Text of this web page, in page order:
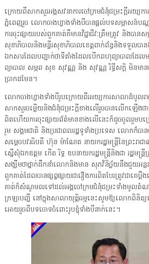
ក្រោយពីសាកសួរអង្គសវនាការចៅក្រមជំនុំជម្រះក្តីអយ្យកា
ភ្នំពេញរួច លោកចាងហ្វាងទាំងបីបានផ្ដល់បទសម្ភាសន៍
ការចុះផ្សាយរបស់ពួកគាត់គឺមានវិជ្ជាជីវៈត្រឹមត្រូវ និងបាន
សុខាភិបាលនិងមន្ទីរសុខាភិបាលខេត្តពាក់ព័ន្ធនិងទទួលប
ឯកសារដែលបញ្ជាក់ថាទីតាំងដែលបើកពហុព្យាបាលដែល
ព្យាបាល សម្ភព សុខ សុវណ្ណ និង សុវណ្ណ រិទ្ធីសក្ដិ មិនមាន
ប្រាកដមែន។
លោកចាងហ្វាងទាំងបីរូបក្រោយពីរអយ្យការសាលាដំបូលរាជ
សាកសួរចម្លើយនិងជំនុំជម្រះក្តីខាងលើរួចបានលើកឡើងថា
ពិតហើយការចុះផ្សាយព័ត៌មានខាងលើនេះក៏ដូចចូលរួមបម្
រួម សង្គមជាតិ និងប្រជាពលរដ្ឋទូទាំងប្រទេស លោកក៏ប
សម្ដេចបវរធិបតី ហ៊ុន ម៉ាណែត នាយករដ្ឋមន្ត្រីនៃព្រះរាជ
ស្នើសុំឯកឧត្តម កើត រិទ្ធ ឧបនាយករដ្ឋមន្ត្រីនិងជា រដ្ឋមន្
សង្ឃឹមថាថ្នាក់ដឹកនាំលោកនិងមាន សុភវិនិច្ឆ័យនឹងជួយអ
ពួកគាត់ដែលបានផ្សព្វផ្សាយជារឿងការពិតបែរត្រូវជាគ
គាត់ក៏សំណូមពរទៅដល់អង្គចៅក្រមជំនុំជម្រះទាំងមូលតំណាង
ក្រឡាបញ្ជី នៅក្នុងសាលាយុត្តិធម្មនេះសូមឱ្យលោកពិនិ
អោយរួចពីបទចោទចំពោះរូបខ្ញុំទាំងបីនាក់នេះ។